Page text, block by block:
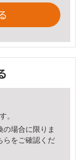
。
場合に限りま
ら をご確認くだ